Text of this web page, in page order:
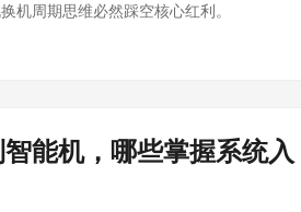
机周期思维必然踩空核心红利。
能机，哪些掌握系统入